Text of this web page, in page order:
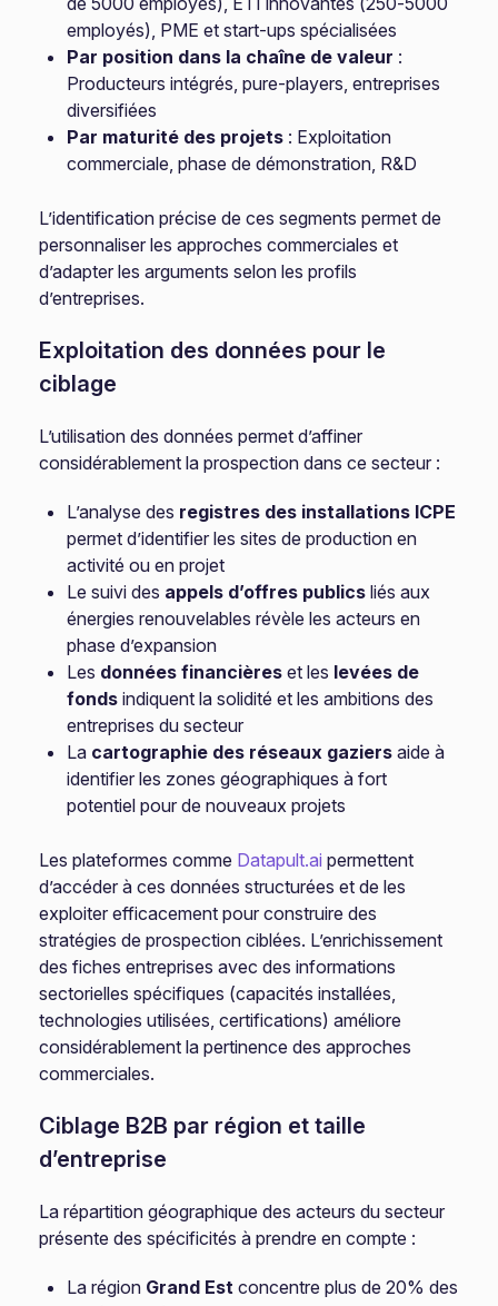
employés), PME et start-ups spécialisées
Par position dans la chaîne de valeur :
Producteurs intégrés, pure-players, entreprises
diversifiées
Par maturité des projets : Exploitation
commerciale, phase de démonstration, R&D
L’identification précise de ces segments permet de
personnaliser les approches commerciales et
d’adapter les arguments selon les profils
d’entreprises.
Exploitation des données pour le
ciblage
L’utilisation des données permet d’affiner
considérablement la prospection dans ce secteur :
L’analyse des registres des installations ICPE
permet d’identifier les sites de production en
activité ou en projet
Le suivi des appels d’offres publics liés aux
énergies renouvelables révèle les acteurs en
phase d’expansion
Les données financières et les levées de
fonds indiquent la solidité et les ambitions des
entreprises du secteur
La cartographie des réseaux gaziers aide à
identifier les zones géographiques à fort
potentiel pour de nouveaux projets
Les plateformes comme Datapult.ai permettent
d’accéder à ces données structurées et de les
exploiter efficacement pour construire des
stratégies de prospection ciblées. L’enrichissement
des fiches entreprises avec des informations
sectorielles spécifiques (capacités installées,
technologies utilisées, certifications) améliore
considérablement la pertinence des approches
commerciales.
Ciblage B2B par région et taille
d’entreprise
La répartition géographique des acteurs du secteur
présente des spécificités à prendre en compte :
La région Grand Est concentre plus de 20% des